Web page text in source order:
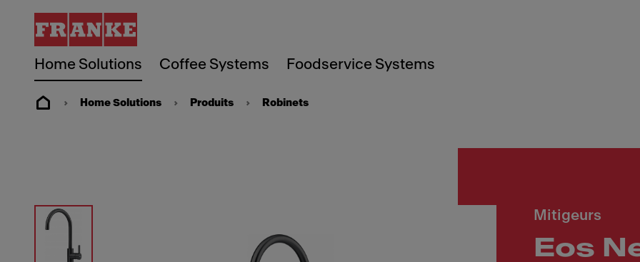
Home Solutions Coffee Systems Foodservice Systems
Home Solutions Produits Robinets
Mitigeurs
Eos